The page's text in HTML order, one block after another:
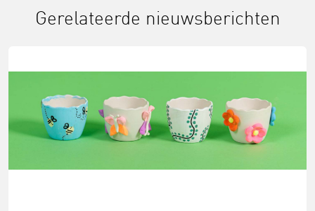
Gerelateerde nieuwsberichten